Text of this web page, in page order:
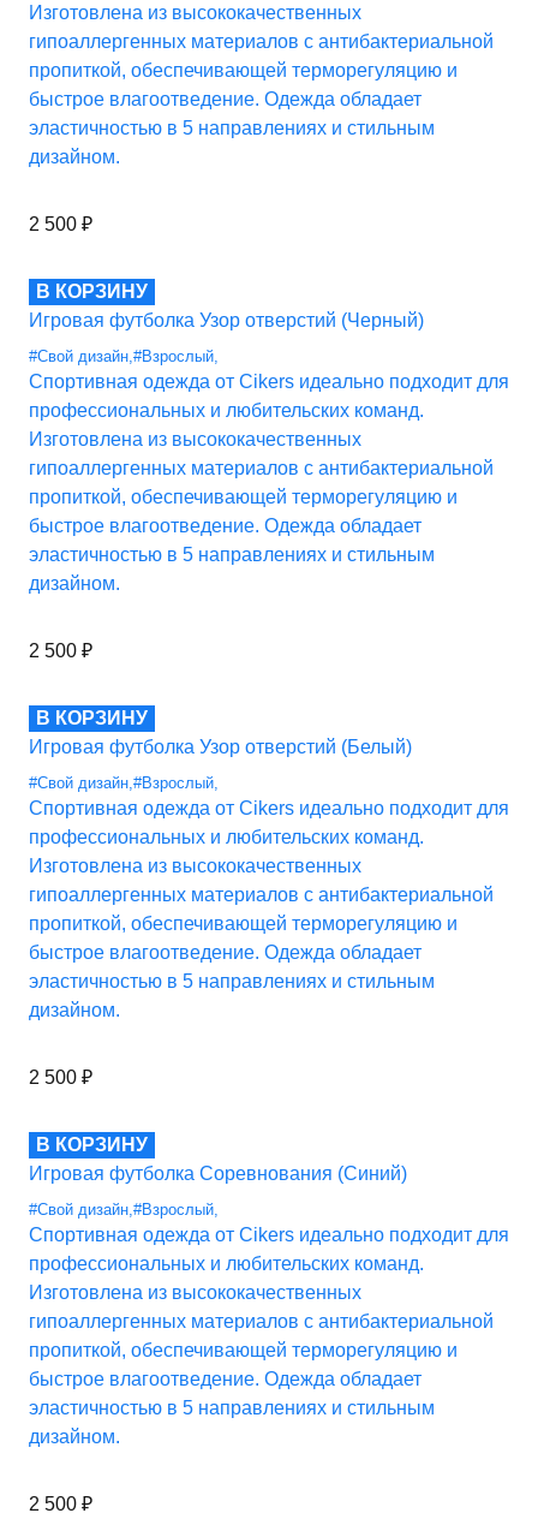
Изготовлена из высококачественных
гипоаллергенных материалов с антибактериальной
пропиткой, обеспечивающей терморегуляцию и
быстрое влагоотведение. Одежда обладает
эластичностью в 5 направлениях и стильным
дизайном.
2 500 ₽
В КОРЗИНУ
Игровая футболка Узор отверстий (Черный)
#Свой дизайн #Взрослый
Спортивная одежда от Cikers идеально подходит для
профессиональных и любительских команд.
Изготовлена из высококачественных
гипоаллергенных материалов с антибактериальной
пропиткой, обеспечивающей терморегуляцию и
быстрое влагоотведение. Одежда обладает
эластичностью в 5 направлениях и стильным
дизайном.
2 500 ₽
В КОРЗИНУ
Игровая футболка Узор отверстий (Белый)
#Свой дизайн #Взрослый
Спортивная одежда от Cikers идеально подходит для
профессиональных и любительских команд.
Изготовлена из высококачественных
гипоаллергенных материалов с антибактериальной
пропиткой, обеспечивающей терморегуляцию и
быстрое влагоотведение. Одежда обладает
эластичностью в 5 направлениях и стильным
дизайном.
2 500 ₽
В КОРЗИНУ
Игровая футболка Соревнования (Синий)
#Свой дизайн #Взрослый
Спортивная одежда от Cikers идеально подходит для
профессиональных и любительских команд.
Изготовлена из высококачественных
гипоаллергенных материалов с антибактериальной
пропиткой, обеспечивающей терморегуляцию и
быстрое влагоотведение. Одежда обладает
эластичностью в 5 направлениях и стильным
дизайном.
2 500 ₽